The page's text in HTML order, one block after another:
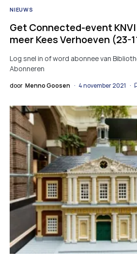
NIEUWS
Get Connected-event
meer Kees Verhoeven (23-
Log snel in of word abonnee van
Abonneren
door Menno Goosen 4 november 2021